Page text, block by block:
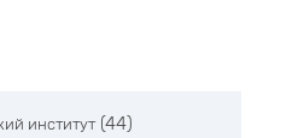
институт (44)